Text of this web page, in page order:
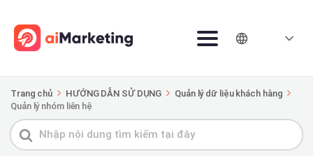
Trang chủ HƯỚNG DẪN SỬ DỤNG
Quản lý dữ liệu khách hàng
Quản lý nhóm liên hệ
Tìm
kiếm